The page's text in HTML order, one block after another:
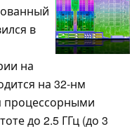
в
на
на 32-нм
процессорными
до 2.5 ГГц (до 3